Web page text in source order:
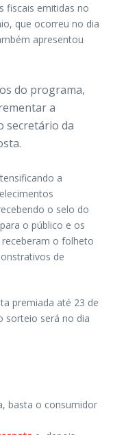
fiscais emitidas no
que ocorreu no dia
apresentou
do programa,
a
secretário da
a
o selo do
o público e os
o folheto
de
premiada até 23 de
sorteio será no dia
basta o consumidor